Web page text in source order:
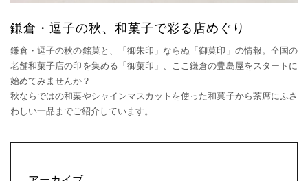
鎌倉・逗子の秋、和菓子で彩る店めぐり
鎌倉・逗子の秋の銘菓と、「御朱印」ならぬ「御菓印」の情報。全国の
老舗和菓子店の印を集める「御菓印」、ここ鎌倉の豊島屋をスタートに
始めてみませんか？
秋ならではの和栗やシャインマスカットを使った和菓子から茶席にふさ
わしい一品までご紹介しています。